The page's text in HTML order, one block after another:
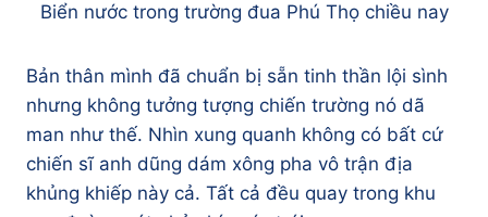
Biển nước trong trường đua Phú Thọ chiều nay
Bản thân mình đã chuẩn bị sẵn tinh thần lội sình
nhưng không tưởng tượng chiến trường nó dã
man như thế. Nhìn xung quanh không có bất cứ
chiến sĩ anh dũng dám xông pha vô trận địa
khủng khiếp này cả. Tất cả đều quay trong khu